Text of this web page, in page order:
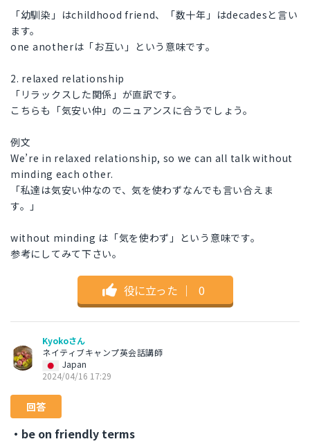
「幼馴染」はchildhood friend、「数十年」はdecadesと言い
ます。
one anotherは「お互い」という意味です。
2. relaxed relationship
「リラックスした関係」が直訳です。
こちらも「気安い仲」のニュアンスに合うでしょう。
例文
We’re in relaxed relationship, so we can all talk without
minding each other.
「私達は気安い仲なので、気を使わずなんでも言い合えま
す。」
without minding は「気を使わず」という意味です。
参考にしてみて下さい。
役に立った ｜ 0
Kyokoさん
ネイティブキャンプ英会話講師
Japan
2024/04/16 17:29
回答
・be on friendly terms